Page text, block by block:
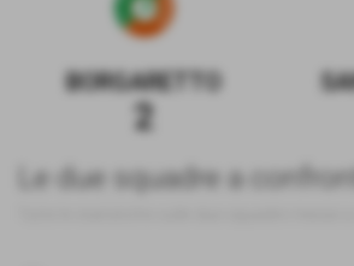
BORGARETTO
2
Le due squadre a